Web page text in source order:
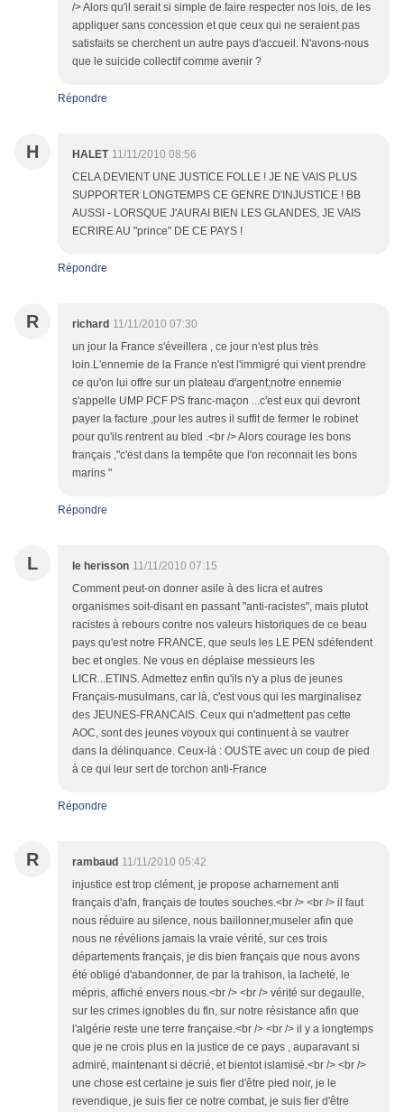
/> Alors qu'il serait si simple de faire respecter nos lois, de les
appliquer sans concession et que ceux qui ne seraient pas
satisfaits se cherchent un autre pays d'accueil. N'avons-nous
que le suicide collectif comme avenir ?
Répondre
H HALET 11/11/2010 08:56
CELA DEVIENT UNE JUSTICE FOLLE ! JE NE VAIS PLUS
SUPPORTER LONGTEMPS CE GENRE D'INJUSTICE ! BB
AUSSI - LORSQUE J'AURAI BIEN LES GLANDES, JE VAIS
ECRIRE AU "prince" DE CE PAYS !
Répondre
R richard 11/11/2010 07:30
un jour la France s'éveillera , ce jour n'est plus très
loin.L'ennemie de la France n'est l'immigré qui vient prendre
ce qu'on lui offre sur un plateau d'argent;notre ennemie
s'appelle UMP PCF PS franc-maçon ...c'est eux qui devront
payer la facture ,pour les autres il suffit de fermer le robinet
pour qu'ils rentrent au bled .<br /> Alors courage les bons
français ,"c'est dans la tempête que l'on reconnait les bons
marins "
Répondre
L le herisson 11/11/2010 07:15
Comment peut-on donner asile à des licra et autres
organismes soit-disant en passant "anti-racistes", mais plutot
racistes à rebours contre nos valeurs historiques de ce beau
pays qu'est notre FRANCE, que seuls les LE PEN sdéfendent
bec et ongles. Ne vous en déplaise messieurs les
LICR...ETINS. Admettez enfin qu'ils n'y a plus de jeunes
Français-musulmans, car là, c'est vous qui les marginalisez
des JEUNES-FRANCAIS. Ceux qui n'admettent pas cette
AOC, sont des jeunes voyoux qui continuent à se vautrer
dans la délinquance. Ceux-là : OUSTE avec un coup de pied
à ce qui leur sert de torchon anti-France
Répondre
R rambaud 11/11/2010 05:42
injustice est trop clément, je propose acharnement anti
français d'afn, français de toutes souches.<br /> <br /> il faut
nous réduire au silence, nous baillonner,museler afin que
nous ne révélions jamais la vraie vérité, sur ces trois
départements français, je dis bien français que nous avons
été obligé d'abandonner, de par la trahison, la lacheté, le
mépris, affiché envers nous.<br /> <br /> vérité sur degaulle,
sur les crimes ignobles du fln, sur notre résistance afin que
l'algérie reste une terre française.<br /> <br /> il y a longtemps
que je ne crois plus en la justice de ce pays , auparavant si
admiré, maintenant si décrié, et bientot islamisé.<br /> <br />
une chose est certaine je suis fier d'être pied noir, je le
revendique, je suis fier ce notre combat, je suis fier d'être